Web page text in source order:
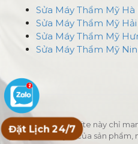
Sửa Máy Thẩm Mỹ Hà
Sửa Máy Thẩm Mỹ
Sửa Máy Thẩm Mỹ
Sửa Máy Thẩm Mỹ
Giá cả ghi tại website này chỉ
phải giá niêm yết của sản phẩm,
Đặt Lịch 24/7